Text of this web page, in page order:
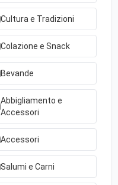
Cultura e Tradizioni
Colazione e Snack
Bevande
Abbigliamento e
Accessori
Accessori
Salumi e Carni